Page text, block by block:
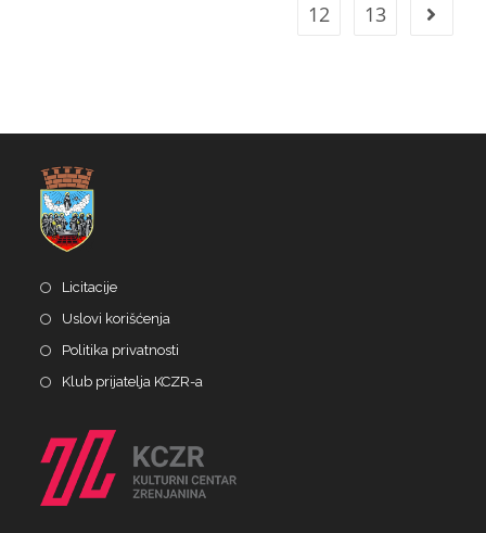
12
13
Licitacije
Uslovi korišćenja
Politika privatnosti
Klub prijatelja KCZR-a